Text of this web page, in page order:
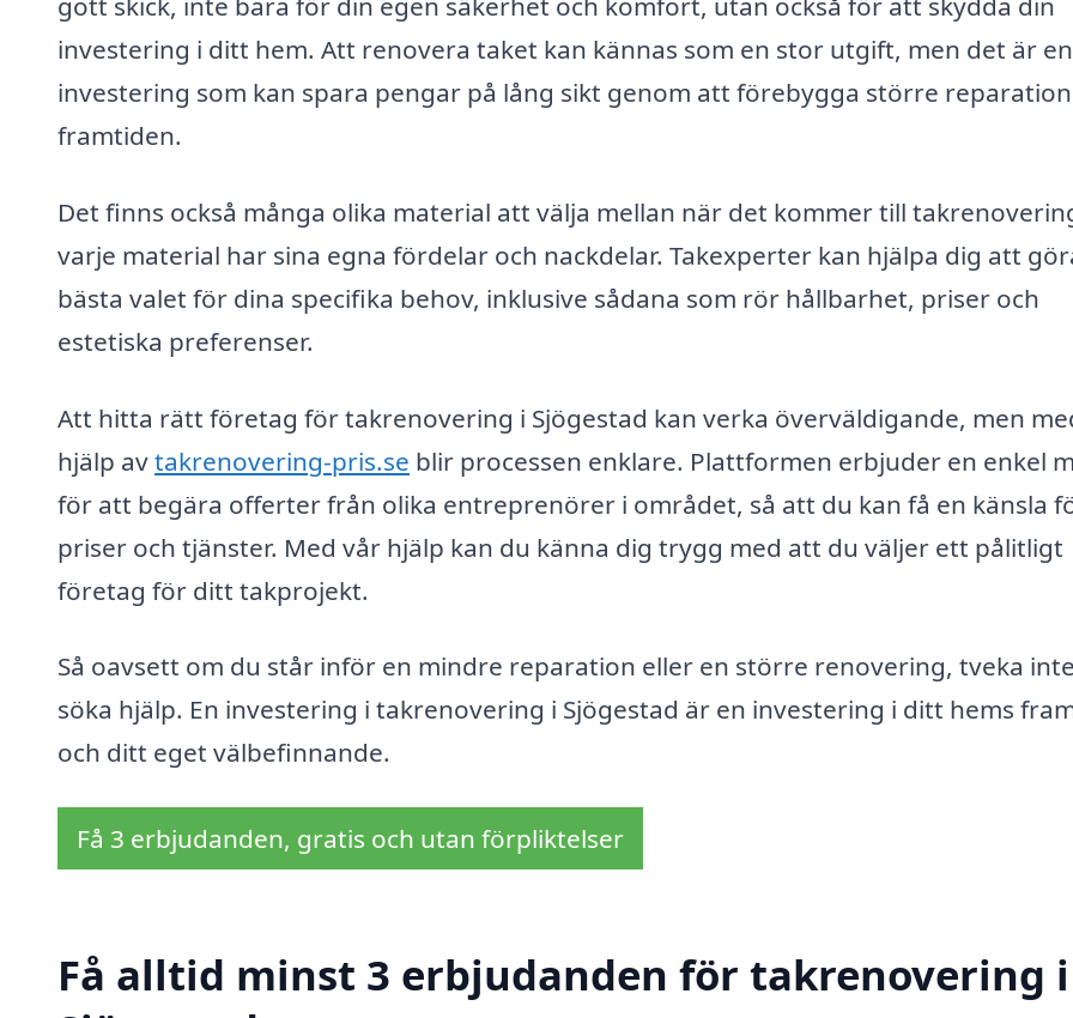
investering i ditt hem. Att renovera taket kan kännas som en stor utgift, men det är en
investering som kan spara pengar på lång sikt genom att förebygga större
framtiden.
Det finns också många olika material att välja mellan när det kommer till
varje material har sina egna fördelar och nackdelar. Takexperter kan hjälpa dig att
bästa valet för dina specifika behov, inklusive sådana som rör hållbarhet, priser och
estetiska preferenser.
Att hitta rätt företag för takrenovering i Sjögestad kan verka överväldigande, men
hjälp avtakrenovering-pris.se blir processen enklare. Plattformen erbjuder en enkel
för att begära offerter från olika entreprenörer i området, så att du kan få en känsla
priser och tjänster. Med vår hjälp kan du känna dig trygg med att du väljer ett pålitligt
företag för ditt takprojekt.
Så oavsett om du står inför en mindre reparation eller en större renovering, tveka
söka hjälp. En investering i takrenovering i Sjögestad är en investering i ditt hems
och ditt eget välbefinnande.
Få 3 erbjudanden, gratis och utan förpliktelser
Få alltid minst 3 erbjudanden för takrenovering i